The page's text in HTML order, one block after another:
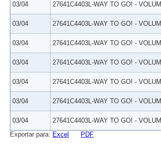
03/04 27641C4403L-WAY TO GO! -
03/04 27641C4403L-WAY TO GO! -
03/04 27641C4403L-WAY TO GO! -
03/04 27641C4403L-WAY TO GO! -
03/04 27641C4403L-WAY TO GO! -
03/04 27641C4403L-WAY TO GO! -
03/04 27641C4403L-WAY TO GO! -
Exportar para: Excel PDF